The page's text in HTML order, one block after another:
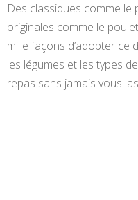
Des classiques comme
originales comme le
mille façons d’adopter ce
les légumes et les types
repas sans jamais vous